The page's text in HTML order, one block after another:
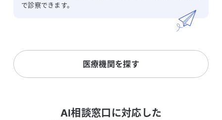
で診察できます。
医療機関を探す
AI相談窓口に対応した